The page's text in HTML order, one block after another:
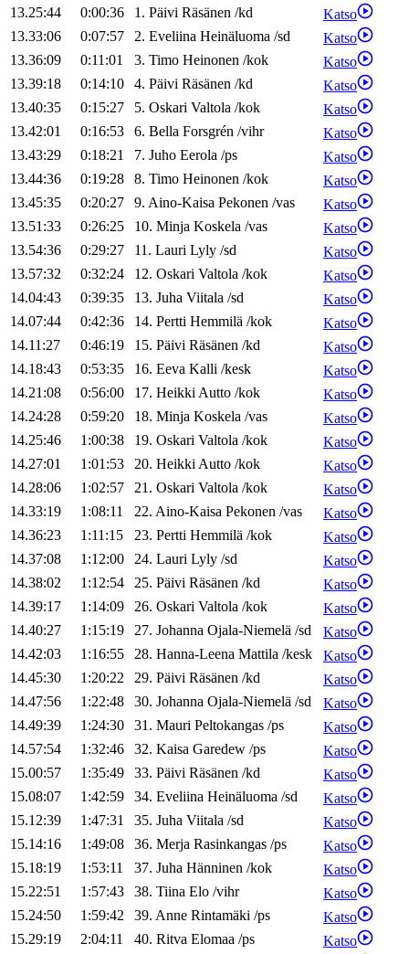
13.25:44
0:00:36 1. Päivi Räsänen /kd
Katso
13.33:06
0:07:57 2. Eveliina Heinäluoma /sd
Katso
13.36:09
0:11:01 3. Timo Heinonen /kok
Katso
13.39:18
0:14:10 4. Päivi Räsänen /kd
Katso
13.40:35
0:15:27 5. Oskari Valtola /kok
Katso
13.42:01
0:16:53 6. Bella Forsgrén /vihr
Katso
13.43:29
0:18:21 7. Juho Eerola /ps
Katso
13.44:36
0:19:28 8. Timo Heinonen /kok
Katso
13.45:35
0:20:27 9. Aino-Kaisa Pekonen /vas
Katso
13.51:33
0:26:25 10. Minja Koskela /vas
Katso
13.54:36
0:29:27 11. Lauri Lyly /sd
Katso
13.57:32
0:32:24 12. Oskari Valtola /kok
Katso
14.04:43
0:39:35 13. Juha Viitala /sd
Katso
14.07:44
0:42:36 14. Pertti Hemmilä /kok
Katso
14.11:27
0:46:19 15. Päivi Räsänen /kd
Katso
14.18:43
0:53:35 16. Eeva Kalli /kesk
Katso
14.21:08
0:56:00 17. HeikkiAutto /kok
Katso
14.24:28
0:59:20 18. Minja Koskela /vas
Katso
14.25:46
1:00:38 19. Oskari Valtola /kok
Katso
14.27:01
1:01:53 20. HeikkiAutto /kok
Katso
14.28:06
1:02:57 21. Oskari Valtola /kok
Katso
14.33:19
1:08:11 22. Aino-Kaisa Pekonen /vas
Katso
14.36:23
1:11:15 23. Pertti Hemmilä /kok
Katso
14.37:08
1:12:00 24. Lauri Lyly /sd
Katso
14.38:02
1:12:54 25. Päivi Räsänen /kd
Katso
14.39:17
1:14:09 26. Oskari Valtola /kok
Katso
14.40:27
1:15:19 27. Johanna Ojala-Niemelä /sd
Katso
14.42:03
1:16:55 28. Hanna-Leena Mattila /kesk
Katso
14.45:30
1:20:22 29. Päivi Räsänen /kd
Katso
14.47:56
1:22:48 30. Johanna Ojala-Niemelä /sd
Katso
14.49:39
1:24:30 31. Mauri Peltokangas /ps
Katso
14.57:54
1:32:46 32. Kaisa Garedew /ps
Katso
15.00:57
1:35:49 33. Päivi Räsänen /kd
Katso
15.08:07
1:42:59 34. Eveliina Heinäluoma /sd
Katso
15.12:39
1:47:31 35. Juha Viitala /sd
Katso
15.14:16
1:49:08 36. Merja Rasinkangas /ps
Katso
15.18:19
1:53:11 37. Juha Hänninen /kok
Katso
15.22:51
1:57:43 38. Tiina Elo /vihr
Katso
15.24:50
1:59:42 39. Anne Rintamäki /ps
Katso
15.29:19
2:04:11 40. Ritva Elomaa /ps
Katso